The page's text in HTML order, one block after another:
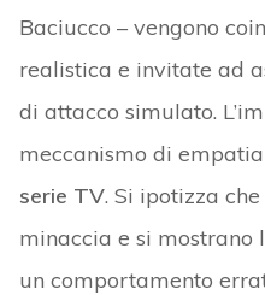
Baciucco – vengono
realistica e invitate ad
di attacco simulato.
meccanismo di
serie TV. Si ipotizza
minaccia e si mostrano
un comportamento